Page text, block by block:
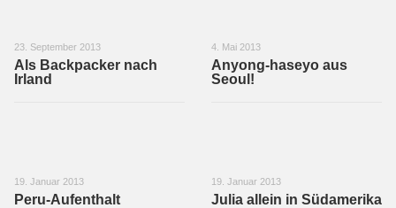
23. September 2013
Als Backpacker nach
Irland
4. Mai 2013
Anyong-haseyo aus
Seoul!
19. Januar 2013
Peru-Aufenthalt
19. Januar 2013
Julia allein in Südamerika